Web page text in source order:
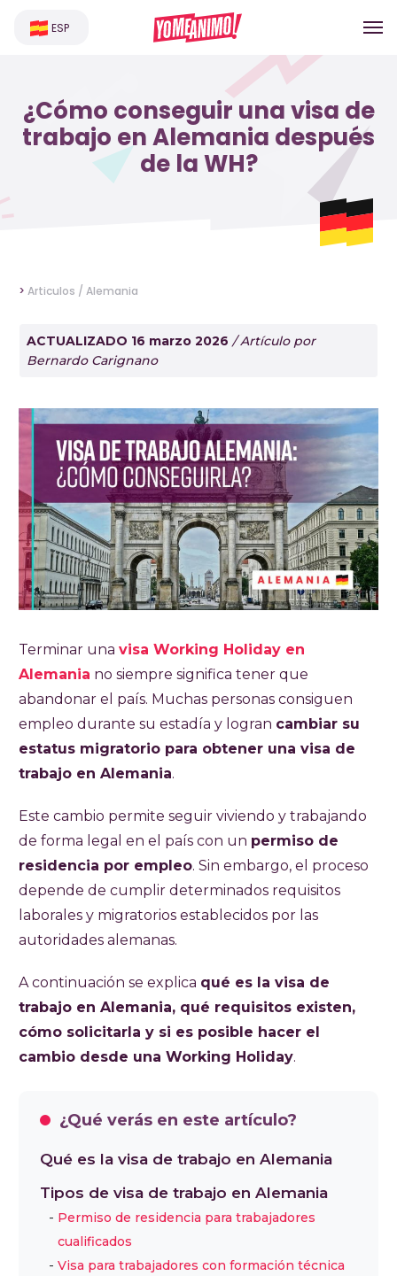
ESP
¿Cómo conseguir una visa de
trabajo en Alemania después
de la WH?
> Articulos / Alemania
ACTUALIZADO 16 marzo 2026 / Artículo por
Bernardo Carignano
Terminar una visa Working Holiday en
Alemania no siempre significa tener que
abandonar el país. Muchas personas consiguen
empleo durante su estadía y logran cambiar su
estatus migratorio para obtener una visa de
trabajo en Alemania.
Este cambio permite seguir viviendo y trabajando
de forma legal en el país con un permiso de
residencia por empleo. Sin embargo, el proceso
depende de cumplir determinados requisitos
laborales y migratorios establecidos por las
autoridades alemanas.
A continuación se explica qué es la visa de
trabajo en Alemania, qué requisitos existen,
cómo solicitarla y si es posible hacer el
cambio desde una Working Holiday.
¿Qué verás en este artículo?
Qué es la visa de trabajo en Alemania
Tipos de visa de trabajo en Alemania
Permiso de residencia para trabajadores
cualificados
Visa para trabajadores con formación técnica